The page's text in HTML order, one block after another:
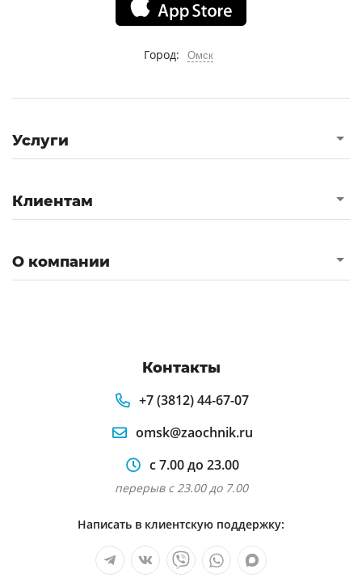
Город: Омск
Услуги
Клиентам
О компании
Контакты
+7 (3812) 44-67-07
omsk@zaochnik.ru
с 7.00 до 23.00
перерыв с 23.00 до 7.00
Написать в клиентскую поддержку: